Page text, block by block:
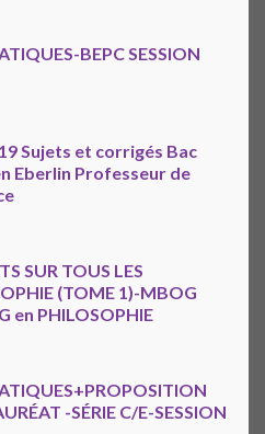
BEPC SESSION
Sujets et corrigés Bac
Eberlin Professeur de
SUR TOUS LES
(TOME 1)-MBOG
en PHILOSOPHIE
-SÉRIE C/E-SESSION